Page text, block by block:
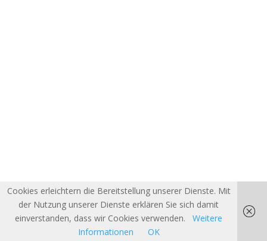
Cookies erleichtern die Bereitstellung unserer Dienste. Mit
der Nutzung unserer Dienste erklären Sie sich damit
einverstanden, dass wir Cookies verwenden.
Weitere
Informationen
OK